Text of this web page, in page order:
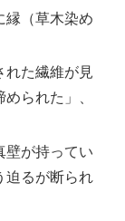
縁（草木染め
れた繊維が見
られた」、
壁が持ってい
迫るが断られ